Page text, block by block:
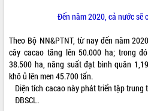
HỆ THỐNG VĂN BẢN
VĂN BẢN HĐND TỈNH
Đến năm 2020, cả nước sẽ
Theo Bộ NN&PTNT, từ nay đến năm
cây cacao tăng lên 50.000 ha; trong
38.500 ha, năng suất đạt bình quân
khô ủ lên men 45.700 tấn.
Diện tích cacao này phát triển tập trung
ĐBSCL.